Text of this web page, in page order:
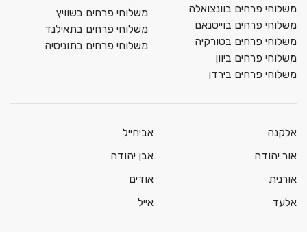
משלוחי פרחים בוונצואלה
משלוחי פרחים בוייטנאם
משלוחי פרחים בטורקיה
משלוחי פרחים ביוון
משלוחי פרחים בירדן
משלוחי פרחים בשוויץ
משלוחי פרחים בתאילנד
משלוחי פרחים בתוניסיה
אלקנה
אור יהודה
אורנית
אלעד
אביחייל
אבן יהודה
אודים
אייל